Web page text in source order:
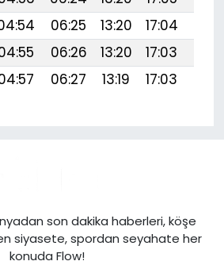
06:25 13:20 17:04
06:26 13:20 17:03
06:27 13:19 17:03
son dakika haberleri, köşe
siyasete, spordan seyahate her
konuda Flow!